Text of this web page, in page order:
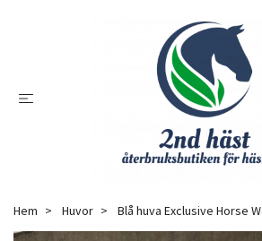
Hem Huvor Blå huva Exclusive Horse